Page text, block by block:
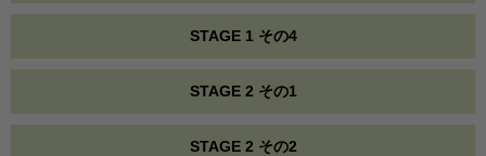
STAGE 1 その4
STAGE 2 その1
STAGE 2 その2